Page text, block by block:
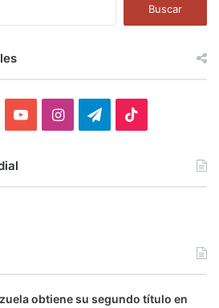
:
b
I
g
r
k
obtiene su segundo título en